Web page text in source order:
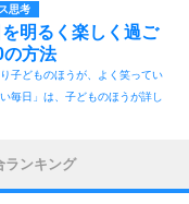
思考
明るく楽しく過ご
の方法
子どものほうが、よく笑ってい
い毎日」は、子どものほうが詳し
ランキング